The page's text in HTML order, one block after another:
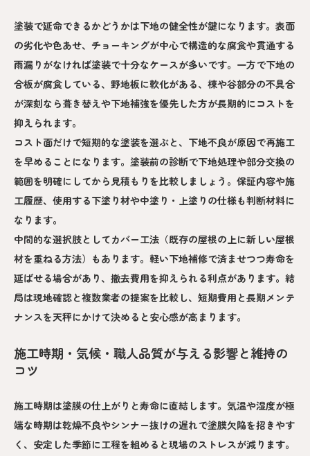
塗装で延命できるかどうかは下地の健全性が鍵になります。表面
の劣化や色あせ、チョーキングが中心で構造的な腐食や貫通する
雨漏りがなければ塗装で十分なケースが多いです。一方で下地の
合板が腐食している、野地板に軟化がある、棟や谷部分の不具合
が深刻なら葺き替えや下地補強を優先した方が長期的にコストを
抑えられます。
コスト面だけで短期的な塗装を選ぶと、下地不良が原因で再施工
を早めることになります。塗装前の診断で下地処理や部分交換の
範囲を明確にしてから見積もりを比較しましょう。保証内容や施
工履歴、使用する下塗り材や中塗り・上塗りの仕様も判断材料に
なります。
中間的な選択肢としてカバー工法（既存の屋根の上に新しい屋根
材を重ねる方法）もあります。軽い下地補修で済ませつつ寿命を
延ばせる場合があり、撤去費用を抑えられる利点があります。結
局は現地確認と複数業者の提案を比較し、短期費用と長期メンテ
ナンスを天秤にかけて決めると安心感が高まります。
施工時期・気候・職人品質が与える影響と維持の
コツ
施工時期は塗膜の仕上がりと寿命に直結します。気温や湿度が極
端な時期は乾燥不良やシンナー抜けの遅れで塗膜欠陥を招きやす
く、安定した季節に工程を組めると現場のストレスが減ります。